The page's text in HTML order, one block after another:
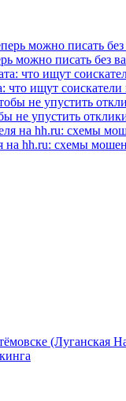
можно писать без
что ищут
не упустить
на hh.ru: схемы
(Луганская